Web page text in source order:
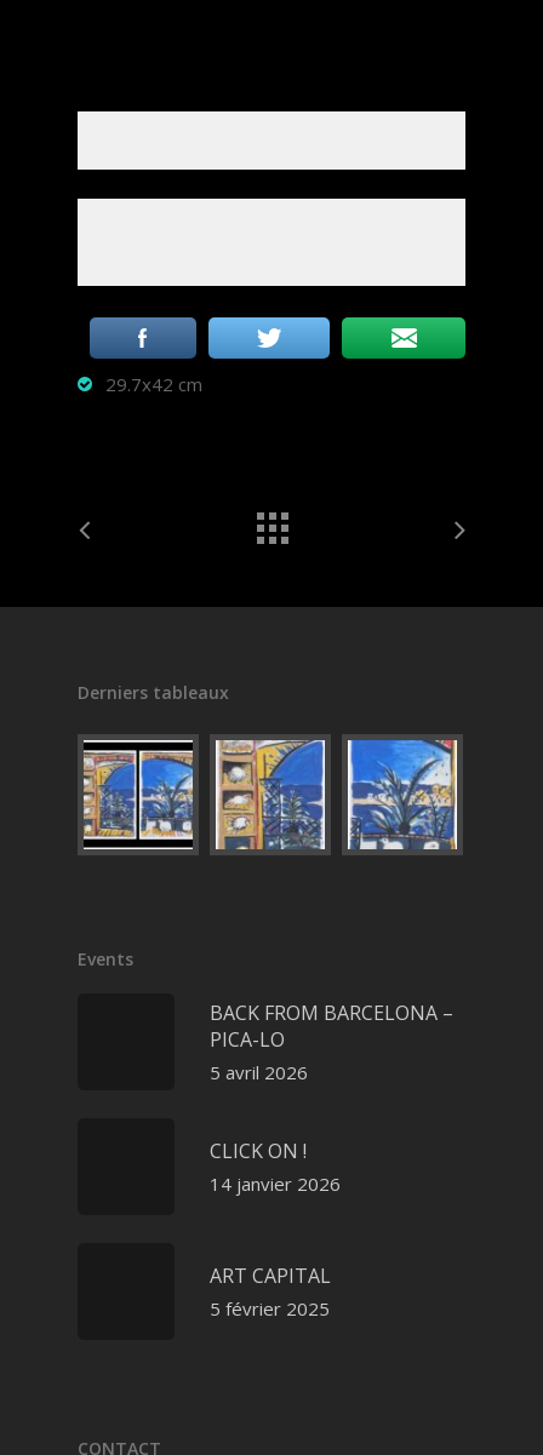
29.7x42 cm
Derniers tableaux
Events
BACK FROM BARCELONA –
PICA-LO
5 avril 2026
CLICK ON !
14 janvier 2026
ART CAPITAL
5 février 2025
CONTACT